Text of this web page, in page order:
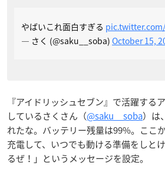
やばいこれ面白すぎる
— さく (@saku__soba) October 15,
『アイドリッシュセブン』で活躍する
しているさくさん（@saku__soba）は
れたな。バッテリー残量は99%。ここ
充電して、いつでも動ける準備をしと
るぜ！」というメッセージを設定。